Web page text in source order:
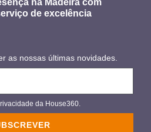
de excelência
as nossas últimas novidades.
da House360.